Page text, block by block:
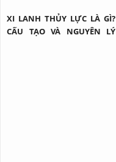
XI LANH THỦY LỰC LÀ GÌ?
CẤU TẠO VÀ NGUYÊN LÝ